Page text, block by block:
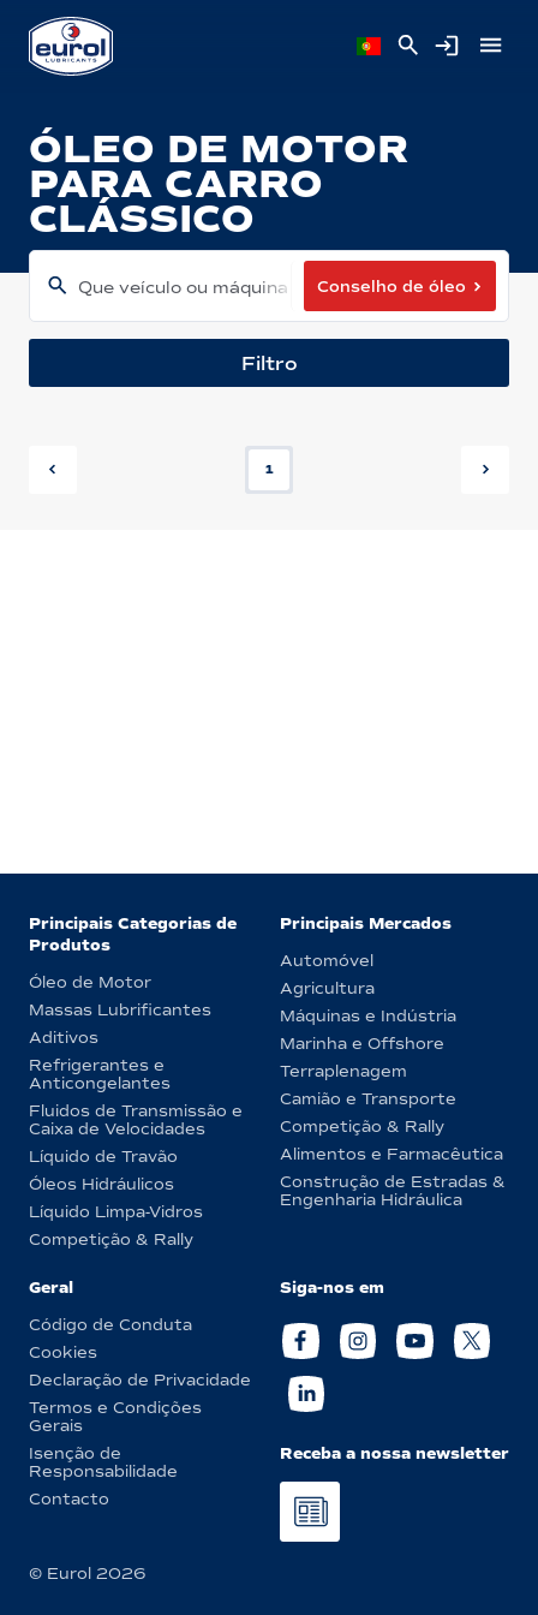
ÓLEO DE MOTOR
PARA CARRO
CLÁSSICO
Que veículo ou máquina tem?Conselho de óleo
Filtro
1
Principais Categorias de
Produtos
Óleo de Motor
Massas Lubrificantes
Aditivos
Refrigerantes e
Anticongelantes
Fluidos de Transmissão e
Caixa de Velocidades
Líquido de Travão
Óleos Hidráulicos
Líquido Limpa-Vidros
Competição & Rally
Principais Mercados
Automóvel
Agricultura
Máquinas e Indústria
Marinha e Offshore
Terraplenagem
Camião e Transporte
Competição & Rally
Alimentos e Farmacêutica
Construção de Estradas &
Engenharia Hidráulica
Geral
Código de Conduta
Cookies
Declaração de Privacidade
Termos e Condições
Gerais
Isenção de
Responsabilidade
Contacto
Siga-nos em
Receba a nossa newsletter
© Eurol 2026